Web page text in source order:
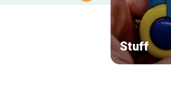
Stuff